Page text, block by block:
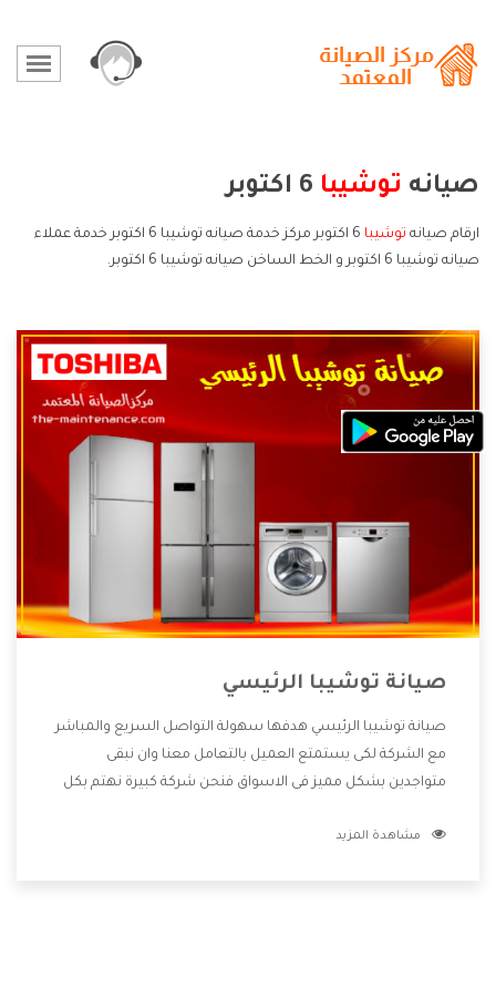
صيانه توشيبا
ارقام صيانه توشيبا
6 اكتوبر مركز خدمة صيانه توشيبا 6 اكتوبر خدمة عملاء
صيانه توشيبا 6 اكتوبر و الخط الساخن صيانه توشيبا 6 اكتوبر.
صيانة توشيبا الرئيسي
صيانة توشيبا الرئيسي هدفها سهولة التواصل السريع والمباشر
مع الشركة لكى يستمتع العميل بالتعامل معنا وان نبقى
متواجدين بشكل مميز فى الاسواق فنحن شركة كبيرة نهتم بكل
الشركة بها والتى تكون منها خدمة الصيانة التى تكون من أهم
مشاهدة المزيد